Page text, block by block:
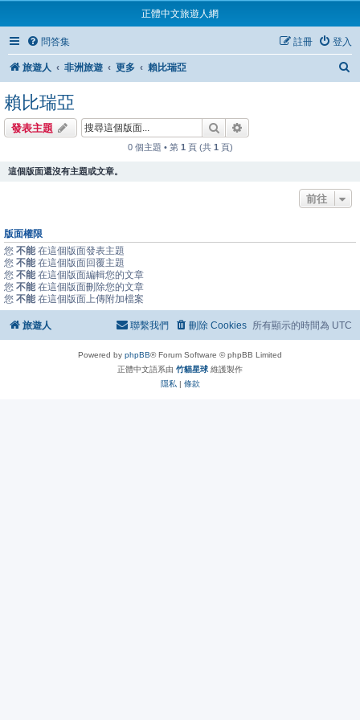
正體中文旅遊人網
問答集 登入
註冊
旅遊人 非洲旅遊 更多 賴比瑞亞
賴比瑞亞
發表主題 搜尋
0 個主題 • 第 1 頁 (共 1 頁)
這個版面還沒有主題或文章。
前往
版面權限
您 不能在這個版面發表主題
您 不能在這個版面回覆主題
您 不能在這個版面編輯您的文章
您 不能在這個版面刪除您的文章
您 不能在這個版面上傳附加檔案
旅遊人 所有顯示的時間為 UTC
刪除 Cookies
聯繫我們
Powered by phpBB® Forum Software © phpBB Limited
正體中文語系由 竹貓星球 維護製作
隱私| 條款